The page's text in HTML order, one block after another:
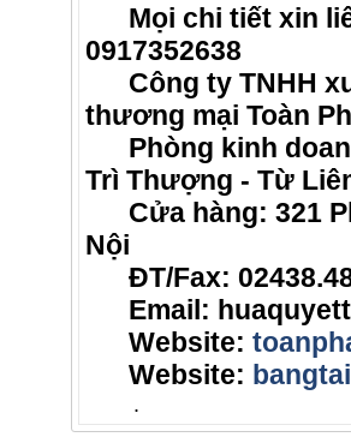
Mọi chi tiết xin
0917352638
Công ty TNHH
thương mại Toàn
Phòng kinh
Trì Thượng - Từ
Cửa hàng: 321
Nội
ĐT/Fax:
Email:
Website:
Website:
.